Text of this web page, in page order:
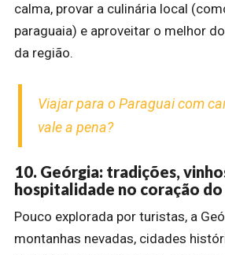
calma, provar a culinária local
paraguaia) e aproveitar o melhor
da região.
Viajar para o Paraguai com
vale a pena?
10. Geórgia: tradições,
hospitalidade no coração do
Pouco explorada por turistas, a
montanhas nevadas, cidades